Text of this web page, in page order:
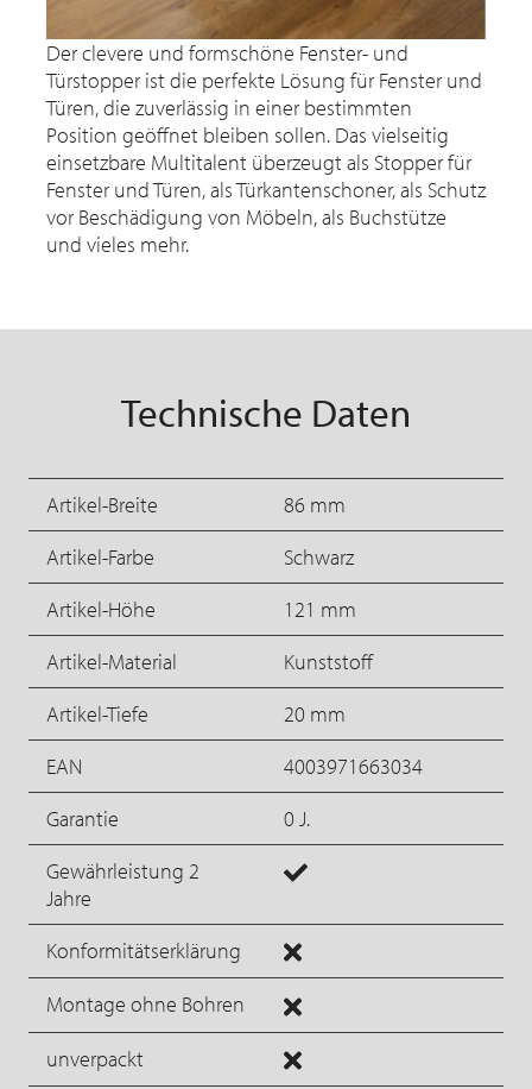
Der clevere und formschöne Fenster- und
Türstopper ist die perfekte Lösung für Fenster und
Türen, die zuverlässig in einer bestimmten
Position geöffnet bleiben sollen. Das vielseitig
einsetzbare Multitalent überzeugt als Stopper für
Fenster und Türen, als Türkantenschoner, als Schutz
vor Beschädigung von Möbeln, als Buchstütze
und vieles mehr.
Technische Daten
Artikel-Breite
86 mm
Artikel-Farbe
Schwarz
Artikel-Höhe
121 mm
Artikel-Material
Kunststoff
Artikel-Tiefe
20 mm
EAN
4003971663034
Garantie
0 J.
Gewährleistung 2
Jahre
Konformitätserklärung
Montage ohne Bohren
unverpackt